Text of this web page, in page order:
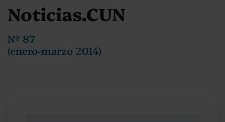
Noticias.CUN
Nº 87
(enero-marzo 2014)